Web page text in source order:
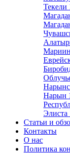
Текели
Нарын
Элиста
Статьи и
Контакты
О нас
Политика